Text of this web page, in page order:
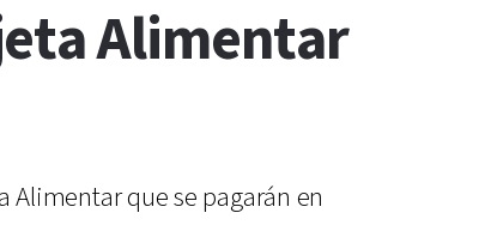
Alimentar
Alimentar que se pagarán en